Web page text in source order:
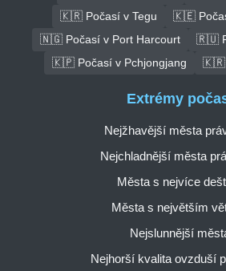
🇰🇷 Počasí v Tegu
🇰🇪
🇳🇬 Počasí v Port Harcourt
🇷🇺
🇰🇵 Počasí v Pchjongjang
🇰🇷
Extrémy
Nejžhavější města
Nejchladnější města
Města s nejvíce
Města s největším
Nejslunnější
Nejhorší kvalita ovzduší